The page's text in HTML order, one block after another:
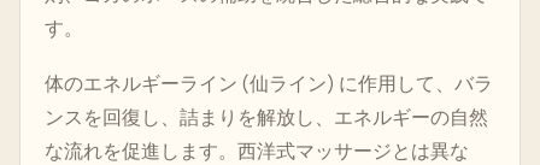
す。
体のエネルギーライン (仙ライン) に作用して、バラ
ンスを回復し、詰まりを解放し、エネルギーの自然
な流れを促進します。西洋式マッサージとは異な